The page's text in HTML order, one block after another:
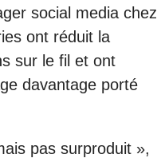
social media chez
ont réduit la
sur le fil et ont
davantage porté
pas surproduit »,